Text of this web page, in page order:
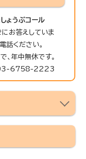
ょうぶコール
お答えしていま
話ください。
年中無休です。
03-6758-2223